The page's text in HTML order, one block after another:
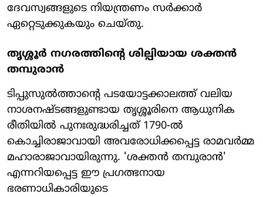
ദേവസ്വങ്ങളുടെ നിയന്ത്രണം സർക്കാർ
ഏറ്റെടുക്കുകയും ചെയ്തു.
തൃശ്ശൂർ നഗരത്തിന്റെ ശില്പിയായ ശക്തൻ
തമ്പുരാൻ
ടിപ്പുസുൽത്താന്റെ പടയോട്ടക്കാലത്ത് വലിയ
നാശനഷ്ടങ്ങളുണ്ടായ തൃശ്ശൂരിനെ ആധുനിക
രീതിയിൽ പുനഃരുദ്ധരിച്ചത് 1790-ൽ
കൊച്ചിരാജാവായി അവരോധിക്കപ്പെട്ട രാമവർമ്മ
മഹാരാജാവായിരുന്നു. 'ശക്തൻ തമ്പുരാൻ'
എന്നറിയപ്പെട്ട ഈ പ്രഗത്ഭനായ
ഭരണാധികാരിയുടെ